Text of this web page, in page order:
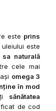
este prins
uleiului este
naturală
cele mai
omega 3
în mod
sănătatea
de cod